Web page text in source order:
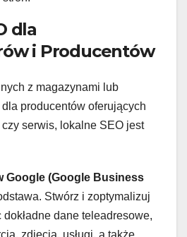
dla
i Producentów
z magazynami lub
dla producentów oferujących
serwis, lokalne SEO jest
Google (Google Business
Stwórz i zoptymalizuj
dokładne dane teleadresowe,